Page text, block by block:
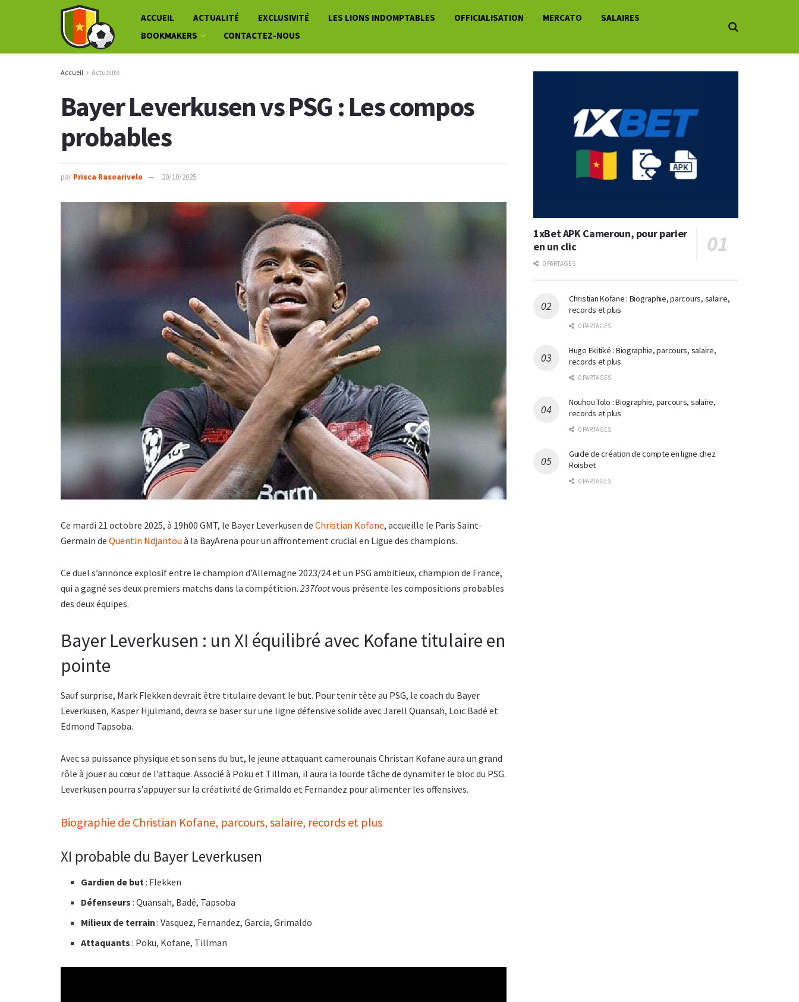
ACCUEIL ACTUALITÉ EXCLUSIVITÉ LES LIONS INDOMPTABLES OFFICIALISATION MERCATO
SALAIRES
BOOKMAKERS
CONTACTEZ-NOUS
Accueil Actualité
Bayer Leverkusen vs PSG : Les compos
probables
par Prisca Rasoarivelo 20/10/2025
Ce mardi 21 octobre 2025, à 19h00 GMT, le Bayer Leverkusen de Christian Kofane, accueille le Paris Saint-
Germain de Quentin Ndjantou à la BayArena pour un affrontement crucial en Ligue des champions.
Ce duel s’annonce explosif entre le champion d’Allemagne 2023/24 et un PSG ambitieux, champion de France,
qui a gagné ses deux premiers matchs dans la compétition. 237footvous présente les compositions probables
des deux équipes.
Bayer Leverkusen : un XI équilibré avec Kofane titulaire en
pointe
Sauf surprise, Mark Flekken devrait être titulaire devant le but. Pour tenir tête au PSG, le coach du Bayer
Leverkusen, Kasper Hjulmand, devra se baser sur une ligne défensive solide avec Jarell Quansah, Loïc Badé et
Edmond Tapsoba.
Avec sa puissance physique et son sens du but, le jeune attaquant camerounais Christan Kofane aura un grand
rôle à jouer au cœur de l’attaque. Associé à Poku et Tillman, il aura la lourde tâche de dynamiter le bloc du PSG.
Leverkusen pourra s’appuyer sur la créativité de Grimaldo et Fernandez pour alimenter les offensives.
Biographie de Christian Kofane, parcours, salaire, records et plus
XI probable du Bayer Leverkusen
Gardien de but: Flekken
Défenseurs : Quansah, Badé, Tapsoba
Milieux de terrain : Vasquez, Fernandez, Garcia, Grimaldo
Attaquants : Poku, Kofane, Tillman
1xBet APK Cameroun, pour parier
en un clic
0 PARTAGES
Christian Kofane : Biographie, parcours, salaire,
records et plus
0 PARTAGES
Hugo Ekitiké : Biographie, parcours, salaire,
records et plus
0 PARTAGES
Nouhou Tolo : Biographie, parcours, salaire,
records et plus
0 PARTAGES
Guide de création de compte en ligne chez
Roisbet
0 PARTAGES